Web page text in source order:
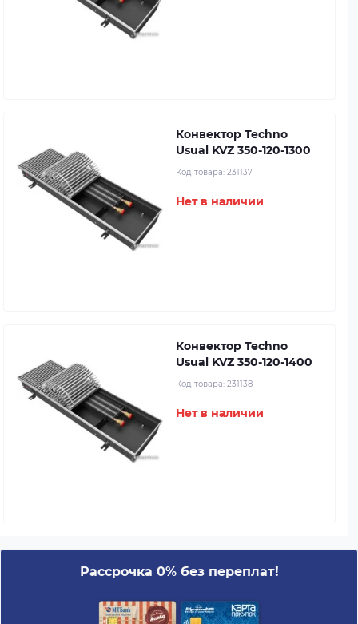
Конвектор Techno
Usual KVZ 350-120-1300
Код товара: 231137
Нет в наличии
Конвектор Techno
Usual KVZ 350-120-1400
Код товара: 231138
Нет в наличии
Рассрочка 0% без переплат!